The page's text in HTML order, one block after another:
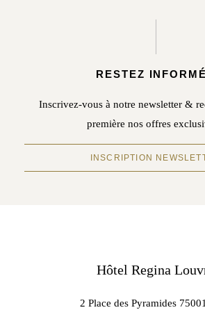
RESTEZ
Inscrivez-vous à notre newsletter &
première nos offres
INSCRIPTION
Hôtel Regina
2 Place des Pyramides